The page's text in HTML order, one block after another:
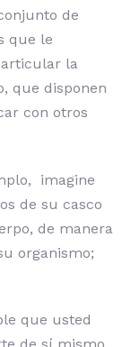
de
que le
la
que disponen
con otros
imagine
de su casco
de manera
organismo;
que usted